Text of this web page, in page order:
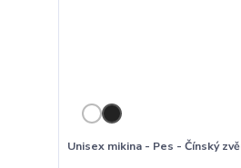
Unisex mikina - Pes - Čínský